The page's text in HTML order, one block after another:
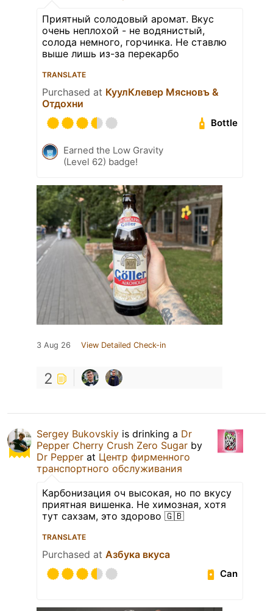
Приятный солодовый аромат. Вкус
очень неплохой - не водянистый,
солода немного, горчинка. Не ставлю
выше лишь из-за перекарбо
TRANSLATE
Purchased at КуулКлевер Мясновъ &
Отдохни
Bottle
Earned the Low Gravity
(Level 62) badge!
3 Aug 26 View Detailed Check-in
2
Sergey Bukovskiy is drinking a Dr
Pepper Cherry Crush Zero Sugar by
Dr Pepper at Центр фирменного
транспортного обслуживания
Карбонизация оч высокая, но по вкусу
приятная вишенка. Не химозная, хотя
тут сахзам, это здорово 🇬🇧
TRANSLATE
Purchased at Азбука вкуса
Can